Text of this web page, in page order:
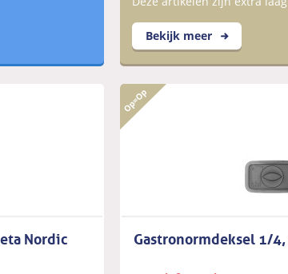
Nordic
Bekijk meer
Gastronormdeksel 1/